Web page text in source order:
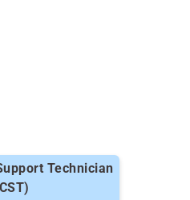
Technician